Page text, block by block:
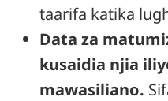
taarifa katika
Data za
kusaidia njia
mawasiliano.